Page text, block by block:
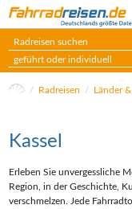
geführt oder individuell
Radreisen Länder
Kassel
Erleben Sie unvergessliche
Region, in der Geschichte,
verschmelzen. Jede